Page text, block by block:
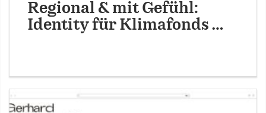
Regional & mit Gefühl:
Identity für Klimafonds …